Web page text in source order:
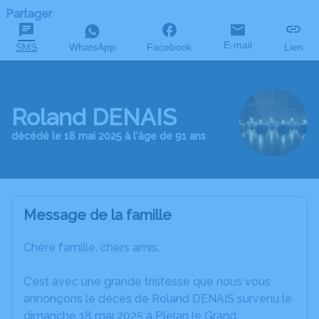
Partager
SMS WhatsApp Facebook E-mail Lien
Roland DENAIS
décédé le 18 mai 2025 à l'âge de 91 ans
Message de la famille
Chère famille, chers amis,
C’est avec une grande tristesse que nous vous
annonçons le décès de Roland DENAIS survenu le
dimanche 18 mai 2025 à Plelan le Grand.